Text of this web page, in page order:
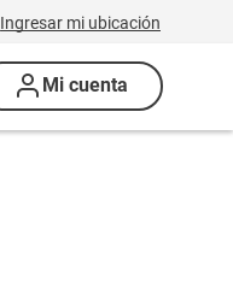
Ingresar mi ubicación
Mi cuenta